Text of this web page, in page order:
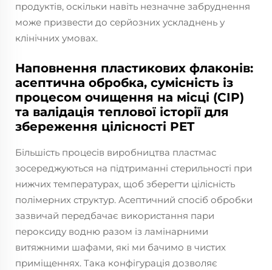
продуктів, оскільки навіть незначне забруднення
може призвести до серйозних ускладнень у
клінічних умовах.
Наповнення пластикових флаконів:
асептична обробка, сумісність із
процесом очищення на місці (CIP)
та валідація теплової історії для
збереження цілісності PET
Більшість процесів виробництва пластмас
зосереджуються на підтриманні стерильності при
нижчих температурах, щоб зберегти цілісність
полімерних структур. Асептичний спосіб обробки
зазвичай передбачає використання пари
пероксиду водню разом із ламінарними
витяжними шафами, які ми бачимо в чистих
приміщеннях. Така конфігурація дозволяє